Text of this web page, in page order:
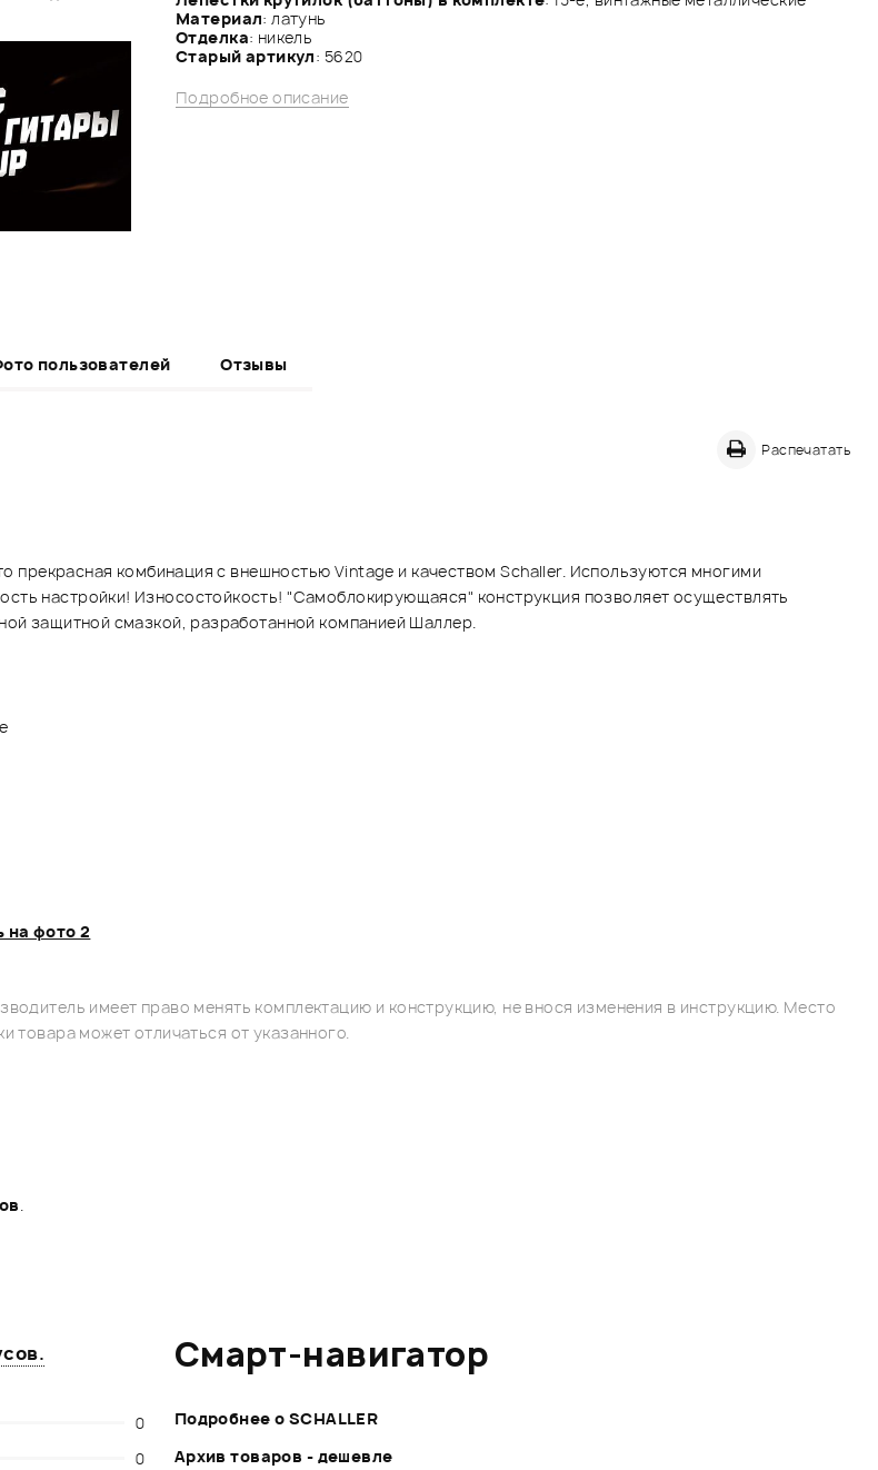
Материал: латунь
Отделка: никель
Старый артикул: 5620
Подробное описание
пользователей Отзывы
Распечатать
прекрасная комбинация с внешностью Vintage и качеством Schaller. Используются многими
настройки! Износостойкость! "Самоблокирующаяся" конструкция позволяет осуществлять
защитной смазкой, разработанной компанией Шаллер.
на фото 2
имеет право менять комплектацию и конструкцию, не внося изменения в инструкцию. Место
товара может отличаться от указанного.
.
.
0
0
Смарт-навигатор
Подробнее о SCHALLER
Архив товаров - дешевле